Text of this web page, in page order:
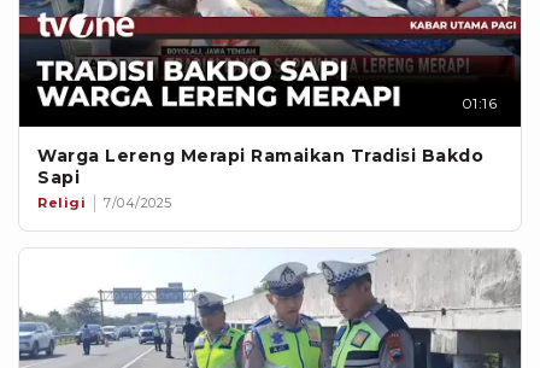
01:16
Warga Lereng Merapi Ramaikan Tradisi Bakdo
Sapi
Religi 7/04/2025